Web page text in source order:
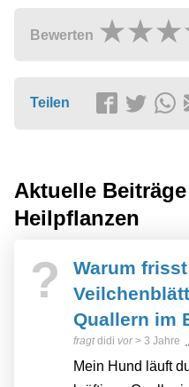
Bewerten
Teilen
Aktuelle
Heilpflanzen
?
Warum
Quallern im
fragtdidi vor> 3 Jahre
Mein Hund läuft